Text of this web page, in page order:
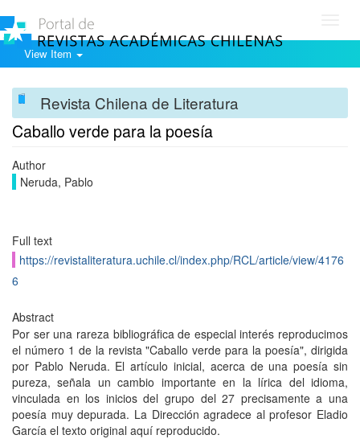
View Item
Revista Chilena de Literatura
Caballo verde para la poesía
Author
Neruda, Pablo
Full text
https://revistaliteratura.uchile.cl/index.php/RCL/article/view/4176
6
Abstract
Por ser una rareza bibliográfica de especial interés reproducimos
el número 1 de la revista "Caballo verde para la poesía", dirigida
por Pablo Neruda. El artículo inicial, acerca de una poesía sin
pureza, señala un cambio importante en la lírica del idioma,
vinculada en los inicios del grupo del 27 precisamente a una
poesía muy depurada. La Dirección agradece al profesor Eladio
García el texto original aquí reproducido.